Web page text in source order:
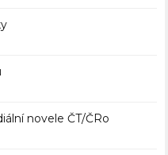
novele ČT/ČRo